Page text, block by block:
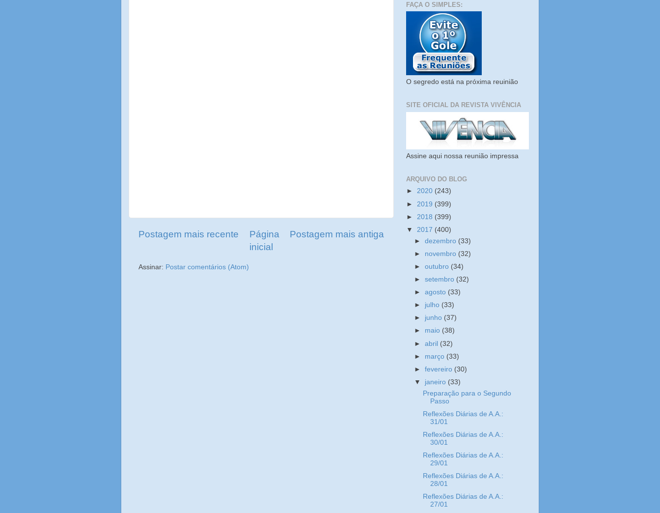
Postagem mais recente Postagem mais antiga
Página
inicial
Assinar: Postar comentários (Atom)
FAÇA O SIMPLES:
O segredo está na próxima reuinião
SITE OFICIAL DA REVISTA VIVÊNCIA
Assine aqui nossa reunião impressa
ARQUIVO DO BLOG
► 2020 (243)
► 2019 (399)
► 2018 (399)
▼ 2017 (400)
►dezembro (33)
► novembro (32)
►outubro (34)
►setembro (32)
►agosto (33)
► julho (33)
► junho (37)
► maio (38)
►abril (32)
► março (33)
►fevereiro (30)
▼ janeiro (33)
Preparação para o Segundo
Passo
Reflexões Diárias de A.A.:
31/01
Reflexões Diárias de A.A.:
30/01
Reflexões Diárias de A.A.:
29/01
Reflexões Diárias de A.A.:
28/01
Reflexões Diárias de A.A.:
27/01